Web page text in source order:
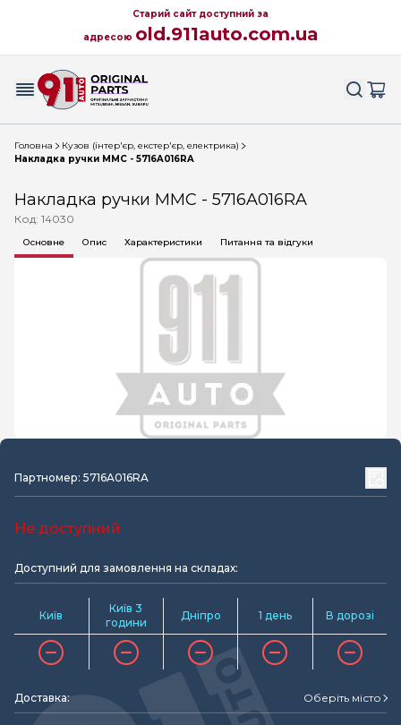
Старий сайт доступний за
адресою old.911auto.com.ua
Головна
Кузов (інтер'єр, екстер'єр, електрика)
Накладка ручки MMC - 5716A016RA
Накладка ручки MMC - 5716A016RA
Код: 14030
Основне Опис Характеристики Питання та відгуки
Партномер: 5716A016RA
Не доступний
Доступний для замовлення на складах:
Київ
Київ 3
години
Дніпро 1 день В дорозі
Доставка: Оберіть місто